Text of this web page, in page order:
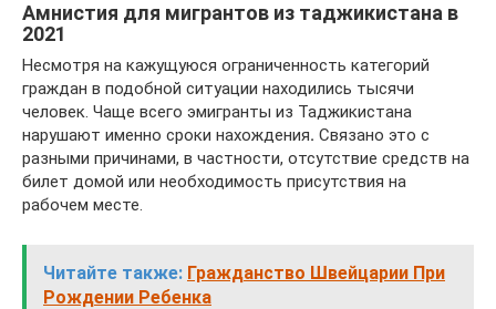
Амнистия для мигрантов из таджикистана в
2021
Несмотря на кажущуюся ограниченность категорий
граждан в подобной ситуации находились тысячи
человек. Чаще всего эмигранты из Таджикистана
нарушают именно сроки нахождения. Связано это с
разными причинами, в частности, отсутствие средств на
билет домой или необходимость присутствия на
рабочем месте.
Читайте также: Гражданство Швейцарии При
Рождении Ребенка